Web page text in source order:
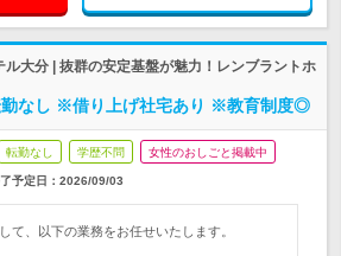
大分 | 抜群の安定基盤が魅力！レンブラントホ
勤なし ※借り上げ社宅あり ※教育制度◎
転勤なし 学歴不問 女性のおしごと掲載中
予定日： 2026/09/03
て、以下の業務をお任せいたします。